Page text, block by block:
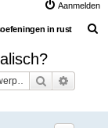
Aanmelden
in rust
Zoek